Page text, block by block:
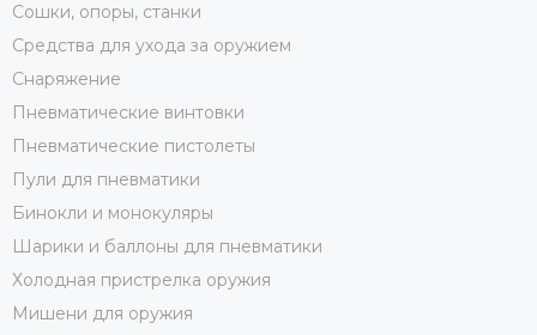
Сошки, опоры, станки
Средства для ухода за оружием
Снаряжение
Пневматические винтовки
Пневматические пистолеты
Пули для пневматики
Бинокли и монокуляры
Шарики и баллоны для пневматики
Холодная пристрелка оружия
Мишени для оружия